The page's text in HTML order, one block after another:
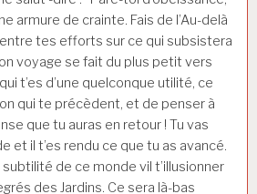
armure de crainte. Fais de l’Au-delà
tes efforts sur ce qui subsistera
voyage se fait du plus petit vers
t’es d’une quelconque utilité, ce
qui te précèdent, et de penser à
que tu auras en retour ! Tu vas
et il t’es rendu ce que tu as avancé.
de ce monde vil t’illusionner
des Jardins. Ce sera là-bas